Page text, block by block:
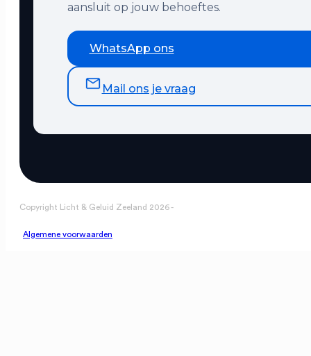
aansluit op jouw behoeftes.
WhatsApp ons
Mail ons je vraag
Copyright Licht & Geluid Zeeland 2026 -
Algemene voorwaarden